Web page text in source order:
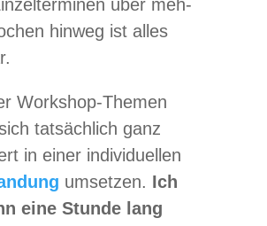
über meh­
hin­weg ist alles
Work­shop-The­men
tat­säch­lich ganz
in einer indi­vi­du­el­len
umset­zen. Ich
eine Stunde lang